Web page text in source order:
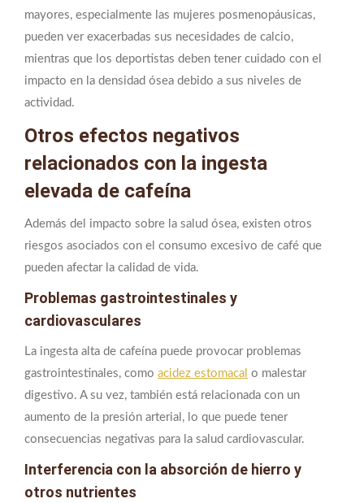
mayores, especialmente las mujeres posmenopáusicas,
pueden ver exacerbadas sus necesidades de calcio,
mientras que los deportistas deben tener cuidado con el
impacto en la densidad ósea debido a sus niveles de
actividad.
Otros efectos negativos
relacionados con la ingesta
elevada de cafeína
Además del impacto sobre la salud ósea, existen otros
riesgos asociados con el consumo excesivo de café que
pueden afectar la calidad de vida.
Problemas gastrointestinales y
cardiovasculares
La ingesta alta de cafeína puede provocar problemas
gastrointestinales, como acidez estomacal o malestar
digestivo. A su vez, también está relacionada con un
aumento de la presión arterial, lo que puede tener
consecuencias negativas para la salud cardiovascular.
Interferencia con la absorción de hierro y
otros nutrientes